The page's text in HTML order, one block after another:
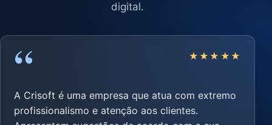
digital.
“ ★★★★★
A Crisoft é uma empresa que atua com extremo
profissionalismo e atenção aos clientes.